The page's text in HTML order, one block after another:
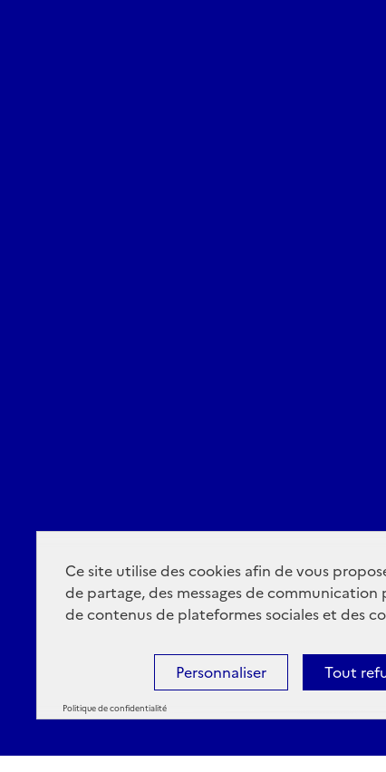
Ce site utilise des cookies afin de vous
de partage, des messages de communication
de contenus de plateformes sociales et des
Tout
Personnaliser
Politique de confidentialité